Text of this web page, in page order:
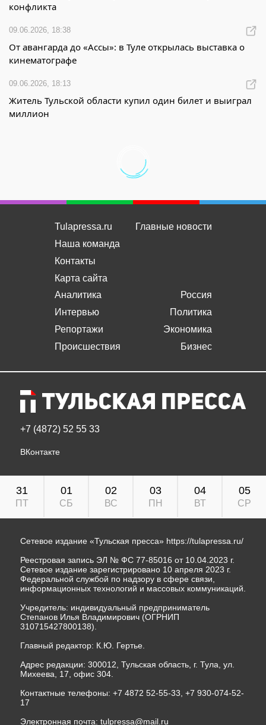
конфликта
09.06.2026, 18:38
От авангарда до «Ассы»: в Туле открылась выставка о
кинематографе
09.06.2026, 18:13
Житель Тульской области купил один билет и выиграл
миллион
Tulapressa.ru
Наша команда
Контакты
Карта сайта
Главные новости
Аналитика
Интервью
Репортажи
Происшествия
Россия
Политика
Экономика
Бизнес
+7 (4872) 52 55 33
ВКонтакте
31
ПТ
01
СБ
02
ВС
03
ПН
04
ВТ
05
СР
Сетевое издание «Тульская пресса» https://tulapressa.ru/
Реестровая запись ЭЛ № ФС 77-85016 от 10.04.2023 г.
Сетевое издание зарегистрировано 10 апреля 2023 г.
Федеральной службой по надзору в сфере связи,
информационных технологий и массовых коммуникаций.
Учредитель: индивидуальный предприниматель
Степанов Илья Владимирович (ОГРНИП
310715427800138).
Главный редактор: К.Ю. Гертье.
Адрес редакции: 300012, Тульская область, г. Тула, ул.
Михеева, 17, офис 304.
Контактные телефоны: +7 4872 52-55-33, +7 930-074-52-
17
Электронная почта: tulpressa@mail.ru